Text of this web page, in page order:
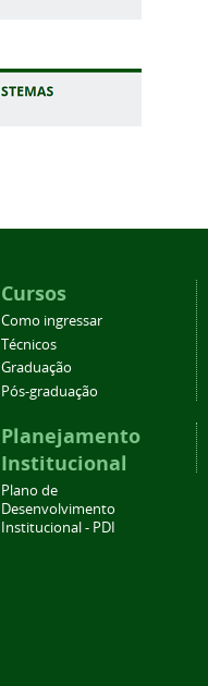
Cursos
Como ingressar
Técnicos
Graduação
Pós-graduação
Planejamento
Institucional
Plano de
Desenvolvimento
Institucional - PDI